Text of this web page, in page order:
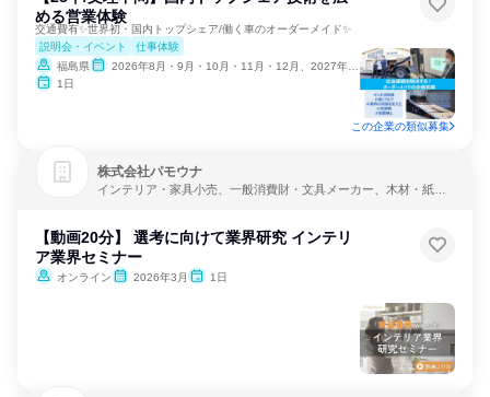
める営業体験
交通費有✨世界初・国内トップシェア/働く車のオーダーメイド✨
説明会・イベント
仕事体験
福島県
2026年8月・9月・10月・11月・12月、2027年1月
1日
この企業の類似募集
株式会社パモウナ
インテリア・家具小売、一般消費財・文具メーカー、木材・紙メ
【動画20分】 選考に向けて業界研究 インテリ
ア業界セミナー
オンライン 2026年3月 1日